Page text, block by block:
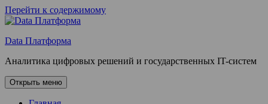
Перейти к содержимому
Data Платформа
Аналитика цифровых решений и государственных IT-систем
Открыть меню